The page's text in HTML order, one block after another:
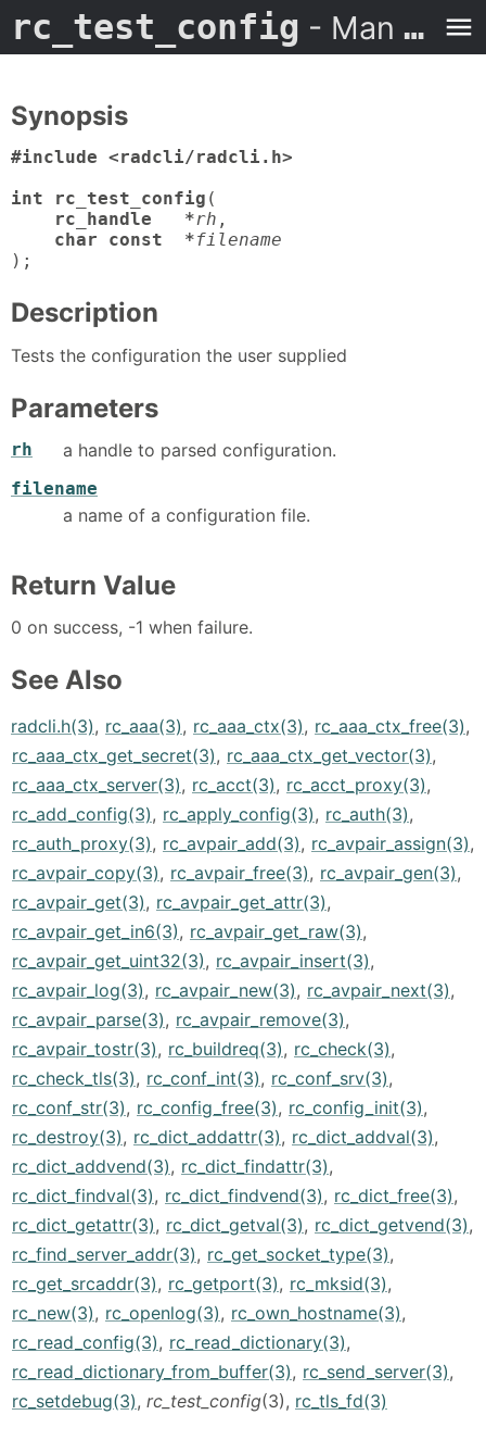
rc_test_config - Man Page
Synopsis
#include <radcli/radcli.h>
int rc_test_config (
rc_handle   *rh ,
char const  *filename
);
Description
Tests the configuration the user supplied
Parameters
rh a handle to parsed configuration.
filename
a name of a configuration file.
Return Value
0 on success, -1 when failure.
See Also
radcli.h(3), rc_aaa(3), rc_aaa_ctx(3), rc_aaa_ctx_free(3),
rc_aaa_ctx_get_secret(3), rc_aaa_ctx_get_vector(3),
rc_aaa_ctx_server(3), rc_acct(3), rc_acct_proxy(3),
rc_add_config(3), rc_apply_config(3), rc_auth(3),
rc_auth_proxy(3), rc_avpair_add(3), rc_avpair_assign(3),
rc_avpair_copy(3), rc_avpair_free(3), rc_avpair_gen(3),
rc_avpair_get(3), rc_avpair_get_attr(3),
rc_avpair_get_in6(3), rc_avpair_get_raw(3),
rc_avpair_get_uint32(3), rc_avpair_insert(3),
rc_avpair_log(3), rc_avpair_new(3), rc_avpair_next(3),
rc_avpair_parse(3), rc_avpair_remove(3),
rc_avpair_tostr(3), rc_buildreq(3), rc_check(3),
rc_check_tls(3), rc_conf_int(3), rc_conf_srv(3),
rc_conf_str(3), rc_config_free(3), rc_config_init(3),
rc_destroy(3), rc_dict_addattr(3), rc_dict_addval(3),
rc_dict_addvend(3), rc_dict_findattr(3),
rc_dict_findval(3), rc_dict_findvend(3), rc_dict_free(3),
rc_dict_getattr(3), rc_dict_getval(3), rc_dict_getvend(3),
rc_find_server_addr(3), rc_get_socket_type(3),
rc_get_srcaddr(3), rc_getport(3), rc_mksid(3),
rc_new(3), rc_openlog(3), rc_own_hostname(3),
rc_read_config(3), rc_read_dictionary(3),
rc_read_dictionary_from_buffer(3), rc_send_server(3),
rc_setdebug(3), rc_test_config(3), rc_tls_fd(3)